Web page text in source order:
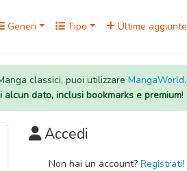
Generi Tipo Ultime aggiunte
classici, puoi utilizzare MangaWorld.
alcun dato, inclusi bookmarks e premium!
Accedi
Non hai un account? Registrati!